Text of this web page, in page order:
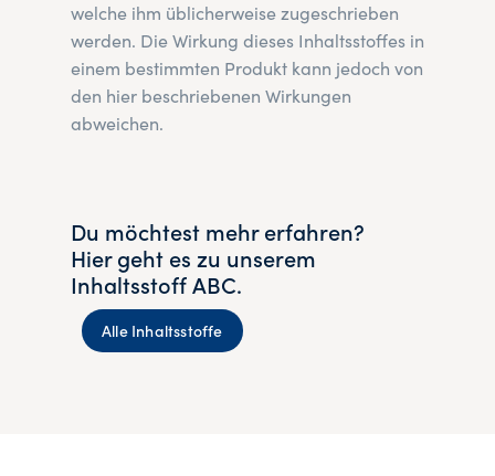
welche ihm üblicherweise zugeschrieben
werden. Die Wirkung dieses Inhaltsstoffes in
einem bestimmten Produkt kann jedoch von
den hier beschriebenen Wirkungen
abweichen.
Du möchtest mehr erfahren?
Hier geht es zu unserem
Inhaltsstoff ABC.
Alle Inhaltsstoffe